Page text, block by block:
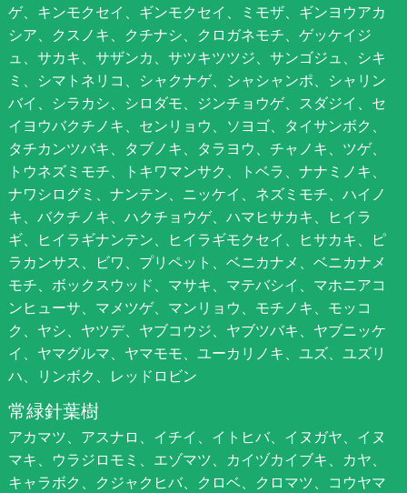
ゲ、キンモクセイ、ギンモクセイ、ミモザ、ギンヨウアカ
シア、クスノキ、クチナシ、クロガネモチ、ゲッケイジ
ュ、サカキ、サザンカ、サツキツツジ、サンゴジュ、シキ
ミ、シマトネリコ、シャクナゲ、シャシャンポ、シャリン
バイ、シラカシ、シロダモ、ジンチョウゲ、スダジイ、セ
イヨウバクチノキ、センリョウ、ソヨゴ、タイサンボク、
タチカンツバキ、タブノキ、タラヨウ、チャノキ、ツゲ、
トウネズミモチ、トキワマンサク、トベラ、ナナミノキ、
ナワシログミ、ナンテン、ニッケイ、ネズミモチ、ハイノ
キ、バクチノキ、ハクチョウゲ、ハマヒサカキ、ヒイラ
ギ、ヒイラギナンテン、ヒイラギモクセイ、ヒサカキ、ピ
ラカンサス、ビワ、プリペット、ベニカナメ、ベニカナメ
モチ、ボックスウッド、マサキ、マテバシイ、マホニアコ
ンヒューサ、マメツゲ、マンリョウ、モチノキ、モッコ
ク、ヤシ、ヤツデ、ヤブコウジ、ヤブツバキ、ヤブニッケ
イ、ヤマグルマ、ヤマモモ、ユーカリノキ、ユズ、ユズリ
ハ、リンボク、レッドロビン
常緑針葉樹
アカマツ、アスナロ、イチイ、イトヒバ、イヌガヤ、イヌ
マキ、ウラジロモミ、エゾマツ、カイヅカイブキ、カヤ、
キャラボク、クジャクヒバ、クロベ、クロマツ、コウヤマ